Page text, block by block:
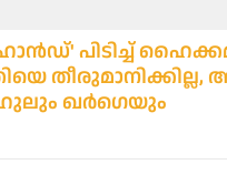
പിടിച്ച്
തീരുമാനിക്കില്ല,
ഖർ​ഗെയും